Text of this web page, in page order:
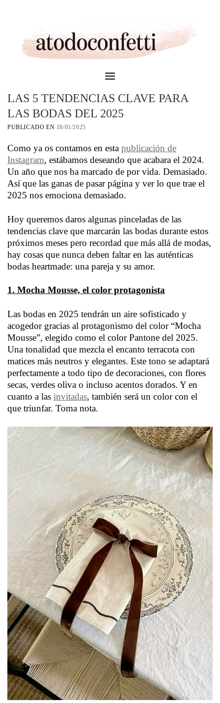
LAS 5 TENDENCIAS CLAVE PARA
LAS BODAS DEL 2025
PUBLICADO EN 18/01/2025
Como ya os contamos en esta publicación de
Instagram, estábamos deseando que acabara el 2024.
Un año que nos ha marcado de por vida. Demasiado.
Así que las ganas de pasar página y ver lo que trae el
2025 nos emociona demasiado.
Hoy queremos daros algunas pinceladas de las
tendencias clave que marcarán las bodas durante estos
próximos meses pero recordad que más allá de modas,
hay cosas que nunca deben faltar en las auténticas
bodas heartmade: una pareja y su amor.
1. Mocha Mousse, el color protagonista
Las bodas en 2025 tendrán un aire sofisticado y
acogedor gracias al protagonismo del color “Mocha
Mousse”, elegido como el color Pantone del 2025.
Una tonalidad que mezcla el encanto terracota con
matices más neutros y elegantes. Este tono se adaptará
perfectamente a todo tipo de decoraciones, con flores
secas, verdes oliva o incluso acentos dorados. Y en
cuanto a las invitadas, también será un color con el
que triunfar. Toma nota.